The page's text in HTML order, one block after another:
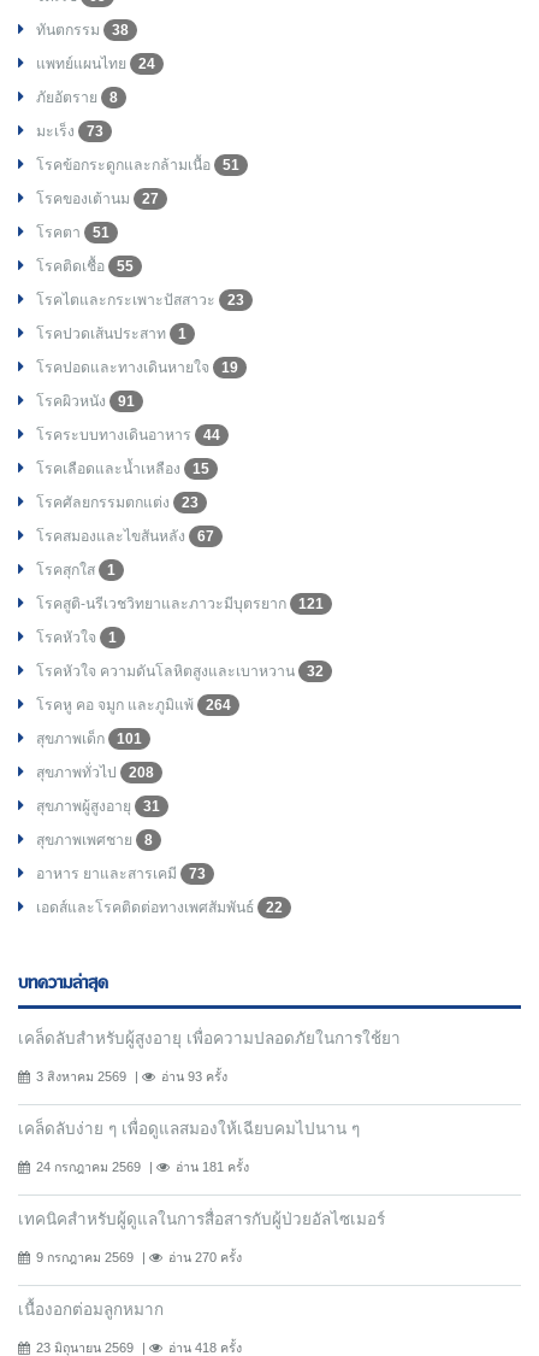
ทันตกรรม
38
แพทย์แผนไทย
24
ภัยอัตราย
8
มะเร็ง
73
โรคข้อกระดูกและกล้ามเนื้อ
51
โรคของเต้านม
27
โรคตา
51
โรคติดเชื้อ
55
โรคไตและกระเพาะปัสสาวะ
23
โรคปวดเส้นประสาท
1
โรคปอดและทางเดินหายใจ
19
โรคผิวหนัง
91
โรคระบบทางเดินอาหาร
44
โรคเลือดและน้ำเหลือง
15
โรคศัลยกรรมตกแต่ง
23
โรคสมองและไขสันหลัง
67
โรคสุกใส
1
โรคสูติ-นรีเวชวิทยาและภาวะมีบุตรยาก
121
โรคหัวใจ
1
โรคหัวใจ ความดันโลหิตสูงและเบาหวาน
32
โรคหู คอ จมูก และภูมิแพ้
264
สุขภาพเด็ก
101
สุขภาพทั่วไป
208
สุขภาพผู้สูงอายุ
31
สุขภาพเพศชาย
8
อาหาร ยาและสารเคมี
73
เอดส์และโรคติดต่อทางเพศสัมพันธ์
22
บทความล่าสุด
เคล็ดลับสำหรับผู้สูงอายุ เพื่อความปลอดภัยในการใช้ยา
3 สิงหาคม 2569 อ่าน 93 ครั้ง
เคล็ดลับง่าย ๆ เพื่อดูแลสมองให้เฉียบคมไปนาน ๆ
24 กรกฎาคม 2569 อ่าน 181 ครั้ง
เทคนิคสำหรับผู้ดูแลในการสื่อสารกับผู้ป่วยอัลไซเมอร์
9 กรกฎาคม 2569 อ่าน 270 ครั้ง
เนื้องอกต่อมลูกหมาก
23 มิถุนายน 2569 อ่าน 418 ครั้ง